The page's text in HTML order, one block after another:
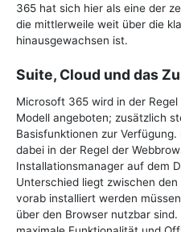
365 hat sich hier als eine der
die mittlerweile weit über die
hinausgewachsen ist.
Suite, Cloud und das
Microsoft 365 wird in der
Modell angeboten; zusätzlich
Basisfunktionen zur
dabei in der Regel der
Installationsmanager auf dem
Unterschied liegt zwischen
vorab installiert werden
über den Browser nutzbar